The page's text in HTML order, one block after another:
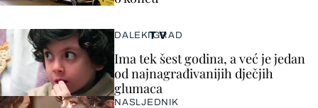
TV
DALEKI GRAD
Ima tek šest godina, a već je jedan
od najnagrađivanijih dječjih
glumaca
NASLJEDNIK